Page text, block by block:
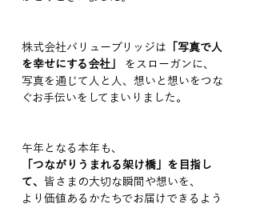
株式会社バリューブリッジは 「写真で人
を幸せにする会社」
をスローガンに、
写真を通じて人と人、想いと想いをつな
ぐお手伝いをしてまいりました。
午年となる本年も、
「つながりうまれる架け橋」を目指し
て、 皆さまの大切な瞬間や想いを、
より価値あるかたちでお届けできるよう